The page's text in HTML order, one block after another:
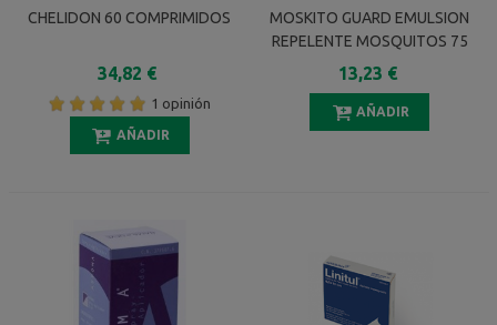
CHELIDON 60 COMPRIMIDOS
34,82 €
1 opinión
AÑADIR
MOSKITO GUARD EMULSION
REPELENTE MOSQUITOS 75
ML
13,23 €
AÑADIR